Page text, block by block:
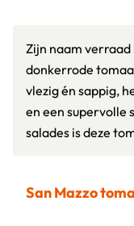
Zijn naam verraad
donkerrode
vlezig én sappig,
en een supervolle
salades is deze
San Mazzo